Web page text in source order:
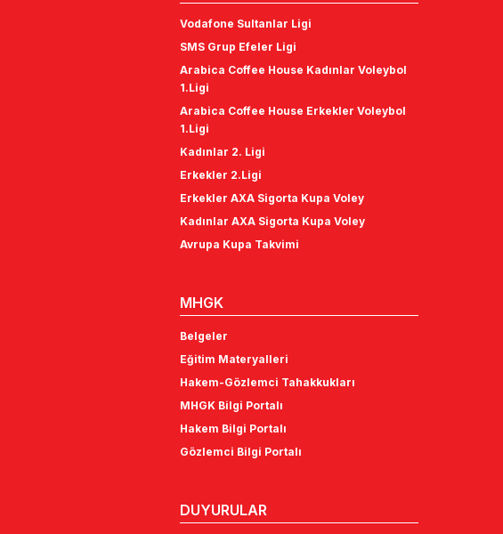
Vodafone Sultanlar Ligi
SMS Grup Efeler Ligi
Arabica Coffee House Kadınlar Voleybol
1.Ligi
Arabica Coffee House Erkekler Voleybol
1.Ligi
Kadınlar 2. Ligi
Erkekler 2.Ligi
Erkekler AXA Sigorta Kupa Voley
Kadınlar AXA Sigorta Kupa Voley
Avrupa Kupa Takvimi
MHGK
Belgeler
Eğitim Materyalleri
Hakem-Gözlemci Tahakkukları
MHGK Bilgi Portalı
Hakem Bilgi Portalı
Gözlemci Bilgi Portalı
DUYURULAR